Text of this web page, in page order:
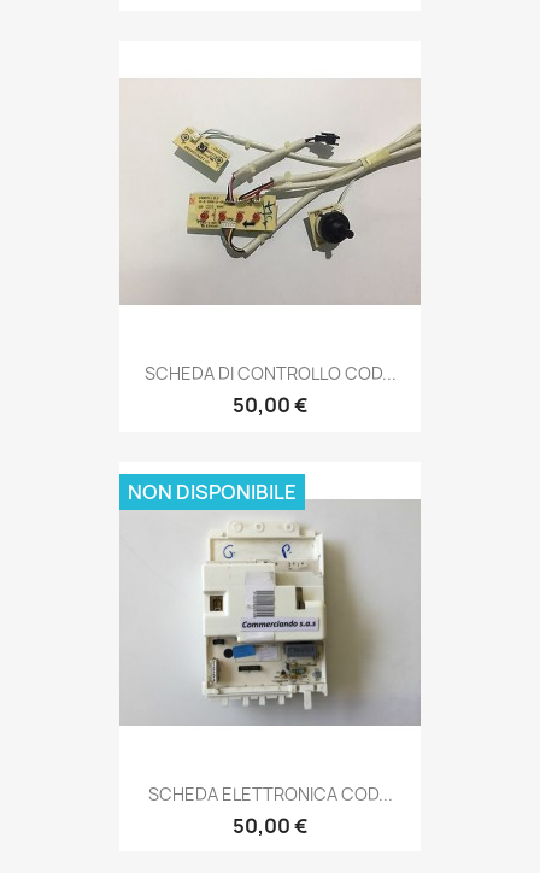
SCHEDA DI CONTROLLO COD...
50,00 €
SCHEDA ELETTRONICA COD...
50,00 €
NON DISPONIBILE